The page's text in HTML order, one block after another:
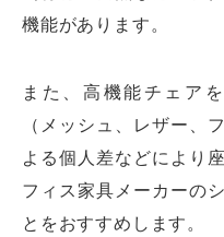
機能があります。
また、高機能チェア
（メッシュ、レザー、
よる個人差などにより
フィス家具メーカーの
とをおすすめします。